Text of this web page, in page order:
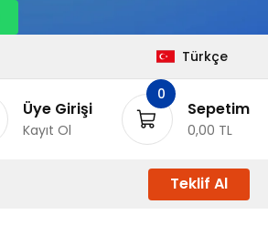
Türkçe
Üye Girişi
Kayıt Ol
0
Sepetim
0,00 TL
Teklif Al